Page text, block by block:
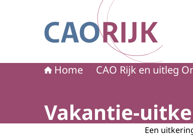
Naar de homepage van CAO Rijk
Home CAO Rijk en uitleg
Vakantie-
Een